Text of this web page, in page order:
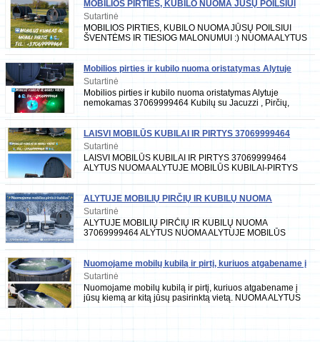
MOBILIOS PIRTIES, KUBILO NUOMA JŪSŲ POILSIUI
ŠVENTĖMS IR TIESIOG MALONUMUI
Sutartinė
MOBILIOS PIRTIES, KUBILO NUOMA JŪSŲ POILSIUI
ŠVENTĖMS IR TIESIOG MALONUMUI :) NUOMA ALYTUS
Mobilios pirties ir kubilo nuoma oristatymas Alytuje
nemokamas 37069999464
Sutartinė
Mobilios pirties ir kubilo nuoma oristatymas Alytuje
nemokamas 37069999464 Kubilų su Jacuzzi , Pirčių,
LAISVI MOBILŪS KUBILAI IR PIRTYS 37069999464
ALYTUS NUOMA
Sutartinė
LAISVI MOBILŪS KUBILAI IR PIRTYS 37069999464
ALYTUS NUOMA ALYTUJE MOBILŪS KUBILAI-PIRTYS
NUOMA
ALYTUJE MOBILIŲ PIRČIŲ IR KUBILŲ NUOMA
37069999464
Sutartinė
ALYTUJE MOBILIŲ PIRČIŲ IR KUBILŲ NUOMA
37069999464 ALYTUS NUOMA ALYTUJE MOBILŪS
37069999464 ALYTUS
Nuomojame mobilų kubilą ir pirtį, kuriuos atgabename į
jūsų kiemą ar kitą jūsų pasirinktą vietą
Sutartinė
Nuomojame mobilų kubilą ir pirtį, kuriuos atgabename į
jūsų kiemą ar kitą jūsų pasirinktą vietą. NUOMA ALYTUS